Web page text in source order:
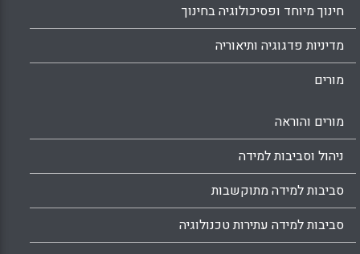
חינוך מיוחד ופסיכולוגיה בחינוך
מדיניות פדגוגיה ותיאוריה
מורים
מורים והוראה
ניהול וסביבות למידה
סביבות למידה מתוקשבות
סביבות למידה עתירות טכנולוגיה